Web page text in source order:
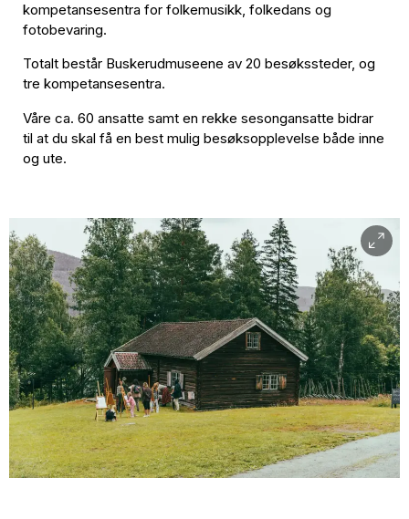
kompetansesentra for folkemusikk, folkedans og
fotobevaring.
Totalt består Buskerudmuseene av 20 besøkssteder, og
tre kompetansesentra.
Våre ca. 60 ansatte samt en rekke sesongansatte bidrar
til at du skal få en best mulig besøksopplevelse både inne
og ute.